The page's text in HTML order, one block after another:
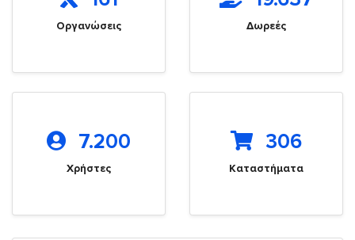
Οργανώσεις Δωρεές
7.200
Χρήστες
306
Καταστήματα